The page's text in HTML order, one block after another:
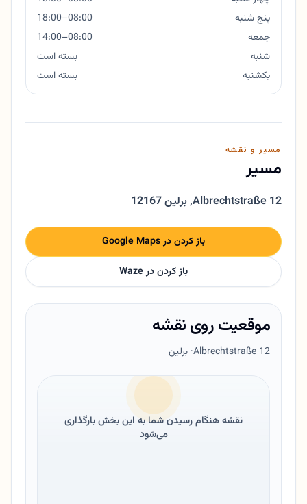
پنج شنبه
08:00–18:00
جمعه
08:00–14:00
شنبه
بسته است
یکشنبه
بسته است
مسیر و نقشه
مسیر
Albrechtstraße 12
,12167 برلین
باز کردن در Google Maps
باز کردن در Waze
موقعیت روی نقشه
Albrechtstraße 12· برلین
نقشه هنگام رسیدن شما به این بخش بارگذاری
می‌شود